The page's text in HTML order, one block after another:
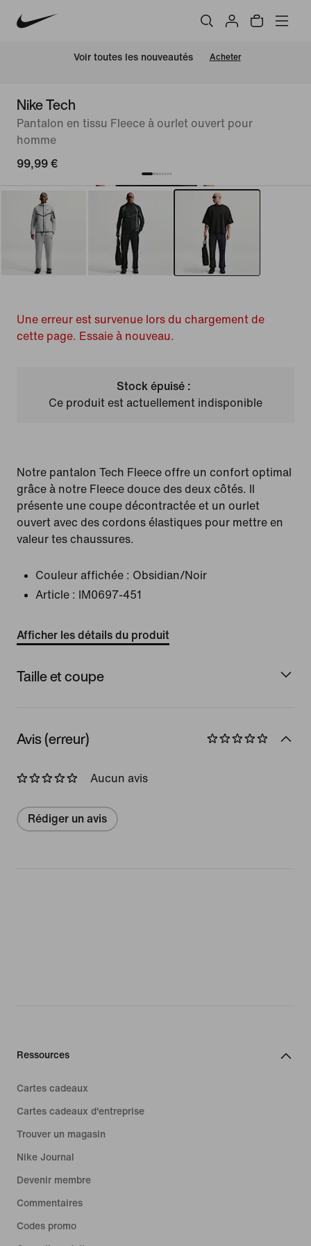
Voir toutes les nouveautés Acheter
Nike Tech
Pantalon en tissu Fleece à ourlet ouvert pour
homme
99,99 €
Une erreur est survenue lors du chargement de
cette page. Essaie à nouveau.
Stock épuisé :
Ce produit est actuellement indisponible
Notre pantalon Tech Fleece offre un confort optimal
grâce à notre Fleece douce des deux côtés. Il
présente une coupe décontractée et un ourlet
ouvert avec des cordons élastiques pour mettre en
valeur tes chaussures.
Couleur affichée : Obsidian/Noir
Article :
IM0697-451
Afficher les détails du produit
Taille et coupe
Avis (erreur)
Aucun avis
Rédiger un avis
Ressources
Cartes cadeaux
Cartes cadeaux d'entreprise
Trouver un magasin
Nike Journal
Devenir membre
Commentaires
Codes promo